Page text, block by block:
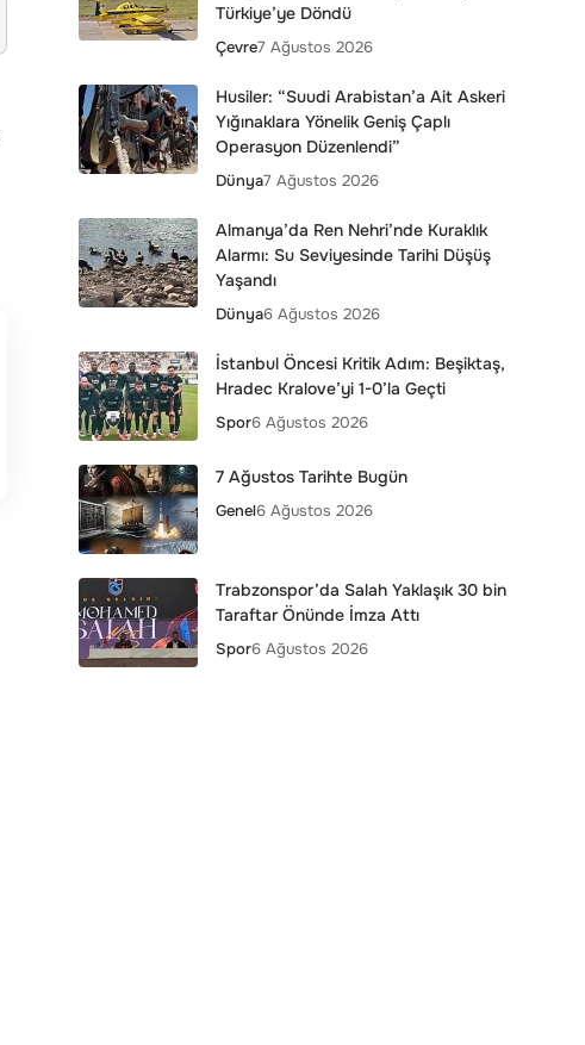
Türkiye’ye Döndü
Çevre7 Ağustos 2026
Husiler: “Suudi Arabistan’a Ait Askeri
Yığınaklara Yönelik Geniş Çaplı
Operasyon Düzenlendi”
Dünya7 Ağustos 2026
Almanya’da Ren Nehri’nde Kuraklık
Alarmı: Su Seviyesinde Tarihi Düşüş
Yaşandı
Dünya6 Ağustos 2026
İstanbul Öncesi Kritik Adım: Beşiktaş,
Hradec Kralove’yi 1-0’la Geçti
Spor6 Ağustos 2026
7 Ağustos Tarihte Bugün
Genel6 Ağustos 2026
Trabzonspor’da Salah Yaklaşık 30 bin
Taraftar Önünde İmza Attı
Spor6 Ağustos 2026